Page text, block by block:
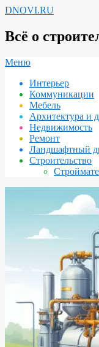
Перейти
содержимому
DNOVI.RU
Всё о
Вторичное
навигации
Меню
Интерьер
Коммуникации
Мебель
Архитектура и
Недвижимость
Ремонт
Ландшафтный
Строительство